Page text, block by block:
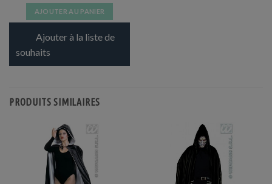
AJOUTER AU PANIER
Ajouter à la liste de
souhaits
PRODUITS SIMILAIRES